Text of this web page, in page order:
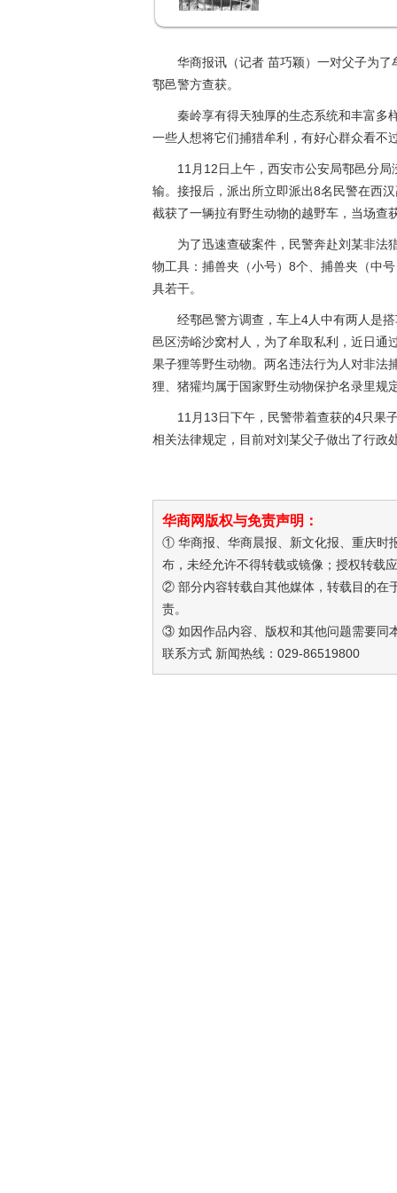
华商报讯（记者 苗巧颖）一对父子为
鄠邑警方查获。
秦岭享有得天独厚的生态系统和丰富多
一些人想将它们捕猎牟利，有好心群众看不
11月12日上午，西安市公安局鄠邑分
输。接报后，派出所立即派出8名民警在西
截获了一辆拉有野生动物的越野车，当场查
为了迅速查破案件，民警奔赴刘某非法
物工具：捕兽夹（小号）8个、捕兽夹（中
具若干。
经鄠邑警方调查，车上4人中有两人是
邑区涝峪沙窝村人，为了牟取私利，近日通
果子狸等野生动物。两名违法行为人对非法
狸、猪獾均属于国家野生动物保护名录里规
11月13日下午，民警带着查获的4只果
相关法律规定，目前对刘某父子做出了行政
华商网版权与免责声明：
① 华商报、华商晨报、新文化报、重庆时
布，未经允许不得转载或镜像；授权转载
② 部分内容转载自其他媒体，转载目的在
责。
③ 如因作品内容、版权和其他问题需要同
联系方式 新闻热线：029-86519800